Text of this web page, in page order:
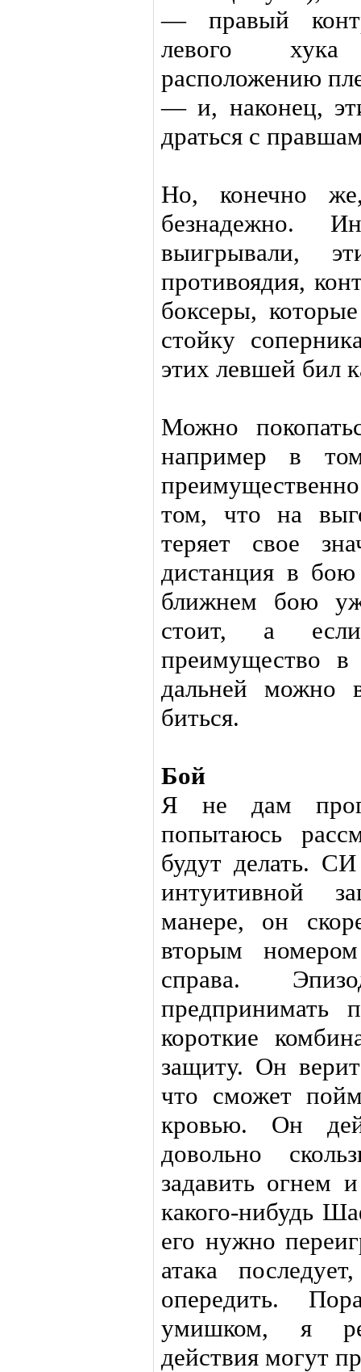
— правый
левого
расположению
— и, наконец,
драться с
Но, конечно
безнадежно.
выигрывали,
противоядия,
боксеры,
стойку
этих левшей бил
Можно
например в
том, что на
теряет свое
дистанция в
ближнем бою
стоит, а
преимущество
дальней можно
биться.
Бой
Я не дам
попытаюсь
будут делать.
интуитивной
манере, он
вторым
справа.
предпринимать
короткие
защиту. Он
что сможет
кровью. Он
довольно
задавить огнем
какого-нибудь
его нужно
атака
опередить.
умишком, я
действия могут